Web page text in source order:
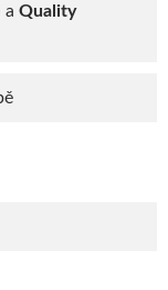
a Quality